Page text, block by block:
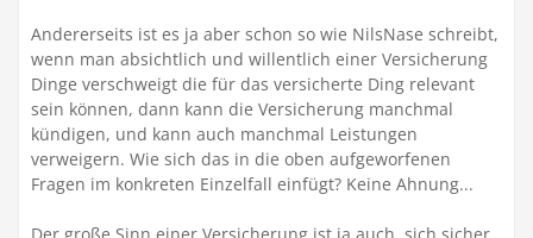
Andererseits ist es ja aber schon so wie NilsNase schreibt,
wenn man absichtlich und willentlich einer Versicherung
Dinge verschweigt die für das versicherte Ding relevant
sein können, dann kann die Versicherung manchmal
kündigen, und kann auch manchmal Leistungen
verweigern. Wie sich das in die oben aufgeworfenen
Fragen im konkreten Einzelfall einfügt? Keine Ahnung...